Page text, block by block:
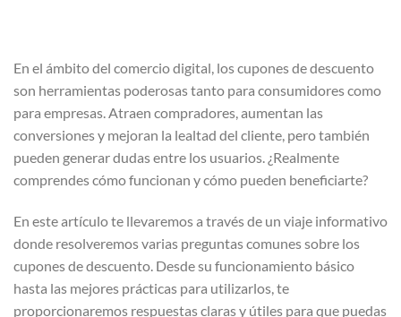
En el ámbito del comercio digital, los cupones de descuento
son herramientas poderosas tanto para consumidores como
para empresas. Atraen compradores, aumentan las
conversiones y mejoran la lealtad del cliente, pero también
pueden generar dudas entre los usuarios. ¿Realmente
comprendes cómo funcionan y cómo pueden beneficiarte?
En este artículo te llevaremos a través de un viaje informativo
donde resolveremos varias preguntas comunes sobre los
cupones de descuento. Desde su funcionamiento básico
hasta las mejores prácticas para utilizarlos, te
proporcionaremos respuestas claras y útiles para que puedas